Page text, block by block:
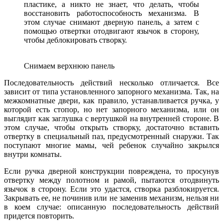
пластике, а никто не знает, что делать, чтобы
восстановить работоспособность механизма. В
этом случае снимают дверную панель, а затем с
помощью отвертки отодвигают язычок в сторону,
чтобы деблокировать створку.
Снимаем верхнюю панель
Последовательность действий несколько отличается. Все
зависит от типа установленного запорного механизма. Так, на
межкомнатные двери, как правило, устанавливается ручка, у
которой есть стопор, но нет запорного механизма, или он
выглядит как заглушка с вертушкой на внутренней стороне. В
этом случае, чтобы открыть створку, достаточно вставить
отвертку в специальный паз, предусмотренный снаружи. Так
поступают многие мамы, чей ребенок случайно закрылся
внутри комнаты.
Если ручка дверной конструкции повреждена, то просунув
отвертку между полотном и рамой, пытаются отодвинуть
язычок в сторону. Если это удастся, створка разблокируется.
Закрывать ее, не починив или не заменив механизм, нельзя ни
в коем случае: описанную последовательность действий
придется повторить.